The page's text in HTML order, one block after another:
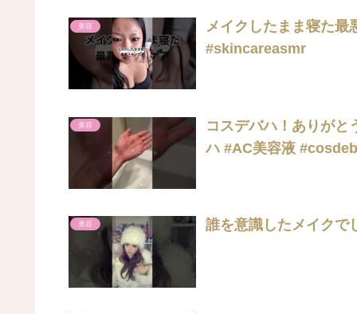
美容
メイクしたまま寝た
#skincareasmr
美容 コスデバハ！ありがと
美容 誰を意識したメイクで